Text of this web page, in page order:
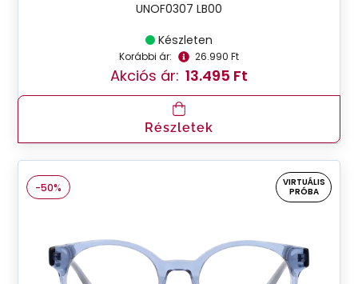
UNOF0307 LB00
Készleten
Korábbi ár: 26.990 Ft
Akciós ár: 13.495 Ft
Részletek
-50%
VIRTUÁLIS
PRÓBA